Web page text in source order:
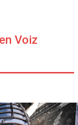
Voiz